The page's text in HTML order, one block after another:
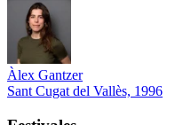
Àlex Gantzer
Sant Cugat del Vallès, 1996